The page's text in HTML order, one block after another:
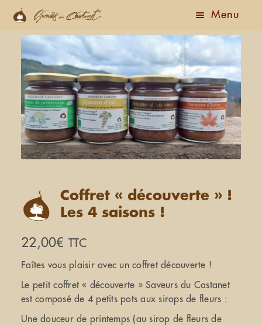
Menu
Accueil
Boutique
Actualités
A Propos
Ouvrir
le
Nous Contacter
Coffret « découverte » !
Les 4 saisons !
22,00€ TTC
Faîtes vous plaisir avec un coffret découverte !
Le petit coffret « découverte » Saveurs du Castanet
est composé de 4 petits pots aux sirops de fleurs :
Une douceur de printemps (au sirop de fleurs de